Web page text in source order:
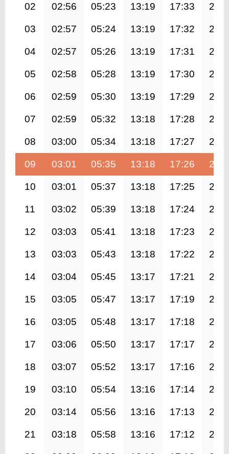
02 02:56 05:23 13:19 17:33
03 02:57 05:24 13:19 17:32
04 02:57 05:26 13:19 17:31
05 02:58 05:28 13:19 17:30
06 02:59 05:30 13:19 17:29
07 02:59 05:32 13:18 17:28
08 03:00 05:34 13:18 17:27
09 03:01 05:35 13:18 17:26
10 03:01 05:37 13:18 17:25
11 03:02 05:39 13:18 17:24
12 03:03 05:41 13:18 17:23
13 03:03 05:43 13:18 17:22
14 03:04 05:45 13:17 17:21
15 03:05 05:47 13:17 17:19
16 03:05 05:48 13:17 17:18
17 03:06 05:50 13:17 17:17
18 03:07 05:52 13:17 17:16
19 03:10 05:54 13:16 17:14
20 03:14 05:56 13:16 17:13
21 03:18 05:58 13:16 17:12